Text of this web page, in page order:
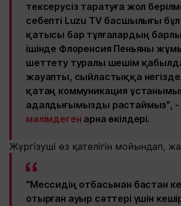
тексерусіз таратуға жол
себепті Luzu TV басшылығы бұл
қатысы бар тұлғалардың
ішінде Флоренсия Пеньяны
шеттету туралы шешім
жауапты, сыйластыққа
қатаң коммуникация
адалдығымызды растаймыз", -
мәлімдеген арна өкілдері.
Жүргізуші өз қателігін мойындап,
"Мессидің отбасынан бастан
отырған ауыр сәттері үшін